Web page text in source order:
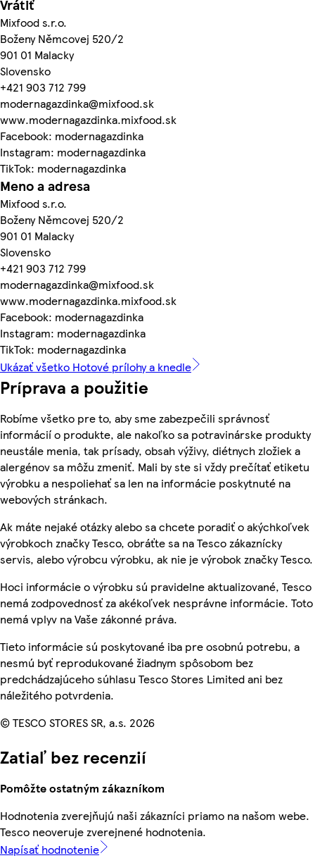
Vrátiť
Mixfood s.r.o.
Boženy Němcovej 520/2
901 01 Malacky
Slovensko
+421 903 712 799
modernagazdinka@mixfood.sk
www.modernagazdinka.mixfood.sk
Facebook: modernagazdinka
Instagram: modernagazdinka
TikTok: modernagazdinka
Meno a adresa
Mixfood s.r.o.
Boženy Němcovej 520/2
901 01 Malacky
Slovensko
+421 903 712 799
modernagazdinka@mixfood.sk
www.modernagazdinka.mixfood.sk
Facebook: modernagazdinka
Instagram: modernagazdinka
TikTok: modernagazdinka
Ukázať všetko Hotové prílohy a knedle
Príprava a použitie
Robíme všetko pre to, aby sme zabezpečili správnosť
informácií o produkte, ale nakoľko sa potravinárske produkty
neustále menia, tak prísady, obsah výživy, diétnych zložiek a
alergénov sa môžu zmeniť. Mali by ste si vždy prečítať etiketu
výrobku a nespoliehať sa len na informácie poskytnuté na
webových stránkach.
Ak máte nejaké otázky alebo sa chcete poradiť o akýchkoľvek
výrobkoch značky Tesco, obráťte sa na Tesco zákaznícky
servis, alebo výrobcu výrobku, ak nie je výrobok značky Tesco.
Hoci informácie o výrobku sú pravidelne aktualizované, Tesco
nemá zodpovednosť za akékoľvek nesprávne informácie. Toto
nemá vplyv na Vaše zákonné práva.
Tieto informácie sú poskytované iba pre osobnú potrebu, a
nesmú byť reprodukované žiadnym spôsobom bez
predchádzajúceho súhlasu Tesco Stores Limited ani bez
náležitého potvrdenia.
© TESCO STORES SR, a.s. 2026
Zatiaľ bez recenzií
Pomôžte ostatným zákazníkom
Hodnotenia zverejňujú naši zákazníci priamo na našom webe.
Tesco neoveruje zverejnené hodnotenia.
Napísať hodnotenie